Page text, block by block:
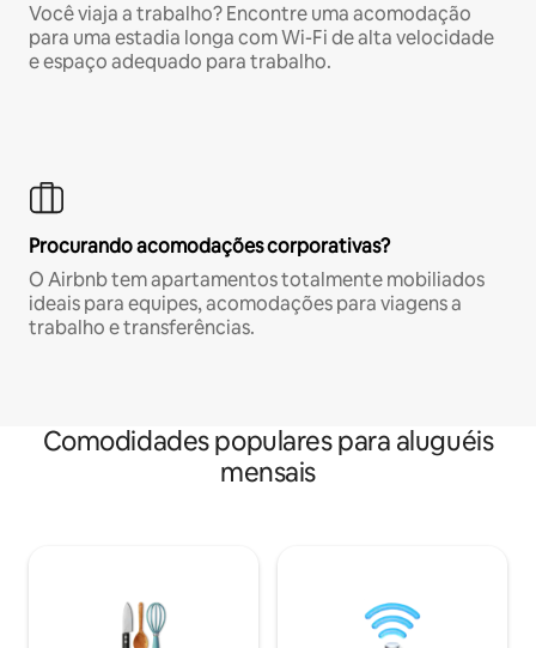
Você viaja a trabalho? Encontre uma acomodação
para uma estadia longa com Wi-Fi de alta velocidade
e espaço adequado para trabalho.
Procurando acomodações corporativas?
O Airbnb tem apartamentos totalmente mobiliados
ideais para equipes, acomodações para viagens a
trabalho e transferências.
Comodidades populares para aluguéis
mensais